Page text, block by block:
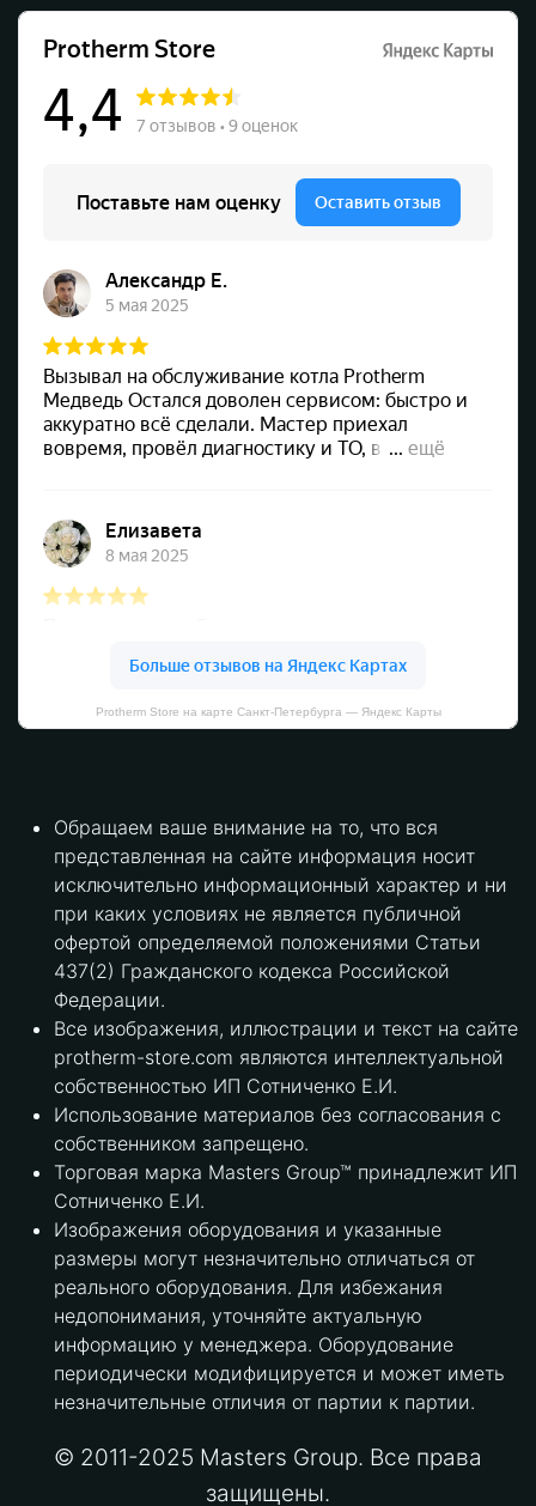
Protherm Store на карте Санкт‑Петербурга — Яндекс Карты
Обращаем ваше внимание на то, что вся
представленная на сайте информация носит
исключительно информационный характер и ни
при каких условиях не является публичной
офертой определяемой положениями Статьи
437(2) Гражданского кодекса Российской
Федерации.
Все изображения, иллюстрации и текст на сайте
protherm-store.com являются интеллектуальной
собственностью ИП Сотниченко Е.И.
Использование материалов без согласования с
собственником запрещено.
Торговая марка Masters Group™ принадлежит ИП
Сотниченко Е.И.
Изображения оборудования и указанные
размеры могут незначительно отличаться от
реального оборудования. Для избежания
недопонимания, уточняйте актуальную
информацию у менеджера. Оборудование
периодически модифицируется и может иметь
незначительные отличия от партии к партии.
© 2011-2025 Masters Group. Все права
защищены.